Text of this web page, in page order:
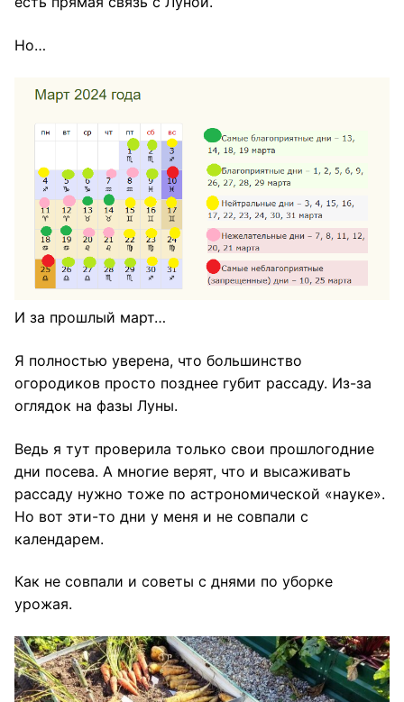
Но…
И за прошлый март…
Я полностью уверена, что большинство
огородиков просто позднее губит рассаду. Из-за
оглядок на фазы Луны.
Ведь я тут проверила только свои прошлогодние
дни посева. А многие верят, что и высаживать
рассаду нужно тоже по астрономической «науке».
Но вот эти-то дни у меня и не совпали с
календарем.
Как не совпали и советы с днями по уборке
урожая.